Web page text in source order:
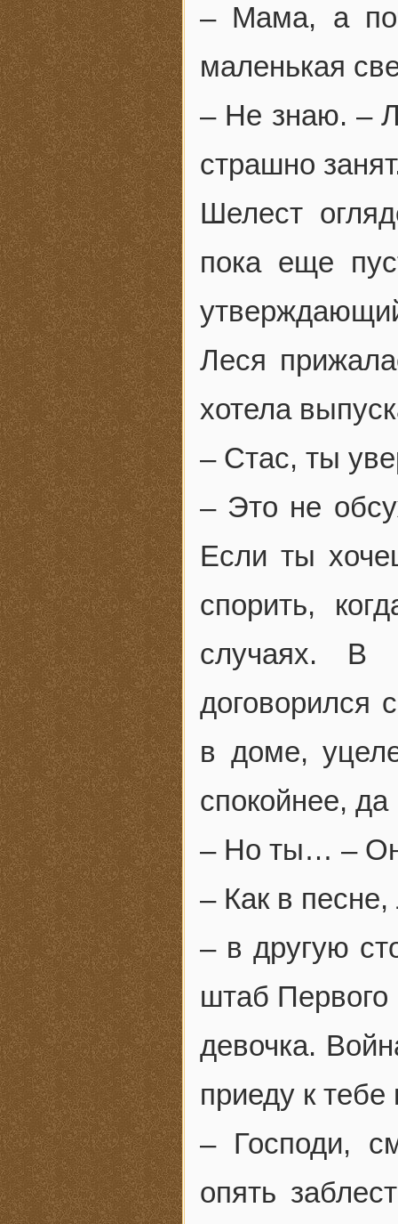
– Мама, а
маленькая
– Не знаю. –
страшно
Шелест
пока еще
Леся
хотела
– Стас, ты
– Это не
Если ты
спорить,
случаях. В
договорился
в доме,
спокойнее,
– Но ты… –
– Как в
– в другую
штаб Первого
девочка.
приеду к тебе
– Господи,
опять